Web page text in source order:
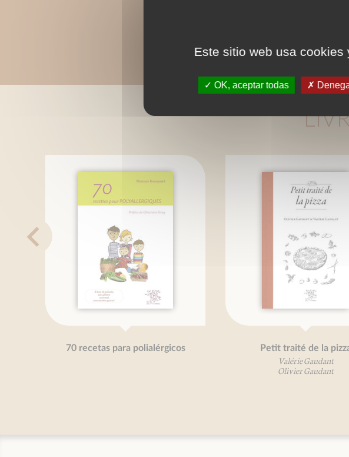
70 recetas para polialérgicos Petit traité de la
Valérie Gaudant
Olivier Gaudant
Este sitio web usa
OK, aceptar todas